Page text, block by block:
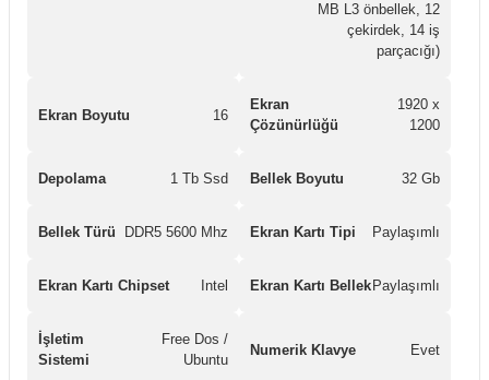
MB L3 önbellek, 12
çekirdek, 14 iş
parçacığı)
Ekran Boyutu 16
Ekran
Çözünürlüğü
1920 x
1200
Depolama 1 Tb Ssd Bellek Boyutu 32 Gb
Bellek Türü DDR5 5600 Mhz Ekran Kartı Tipi Paylaşımlı
Ekran Kartı Chipset Intel Ekran Kartı Bellek Paylaşımlı
İşletim
Sistemi
Free Dos /
Ubuntu
Numerik Klavye Evet